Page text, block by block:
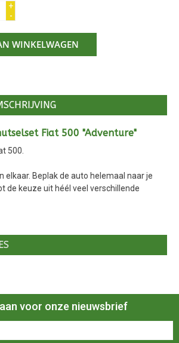
+
-
WINKELWAGEN
Fiat 500 "Adventure"
500.
elkaar. Beplak de auto helemaal naar je
de keuze uit héél veel verschillende
voor onze nieuwsbrief